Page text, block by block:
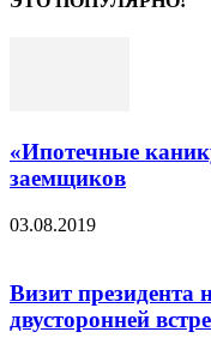
«Ипотечные
заемщиков
03.08.2019
Визит
двусторонней